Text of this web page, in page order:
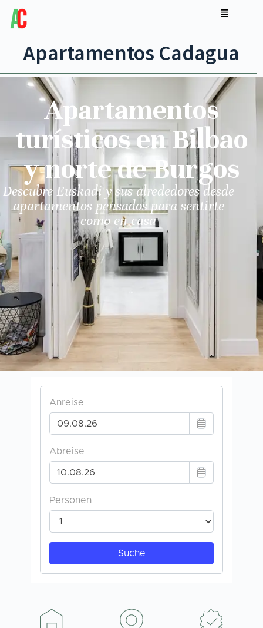
Apartamentos Cadagua
Apartamentos
turísticos en Bilbao
y norte de Burgos
Descubre Euskadi y sus alrededores desde
apartamentos pensados para sentirte
como en casa